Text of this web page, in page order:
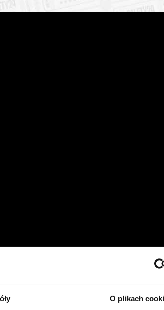
O plikach